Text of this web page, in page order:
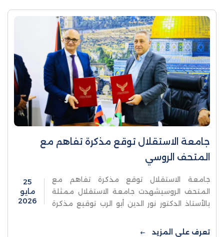
جامعة الاستقلال توقع مذكرة تفاهم مع
المتحف الروسي
جامعة الاستقلال توقع مذكرة تفاهم مع
المتحف الروسيشهدت جامعة الاستقلال ممثلة
بالأستاذ الدكتور نور الدين أبو الرب توقيع مذكرة
بالسيد رومان ديكانيسكي، في ...
25
مايو
2026
تعرف على المزيد